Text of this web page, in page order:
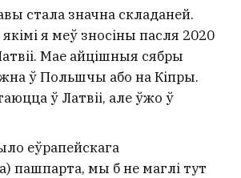
стала значна складаней.
я меў зносіны пасля 2020
Мае айцішныя сябры
ў Польшчы або на Кіпры.
ў Латвіі, але ўжо ў
еўрапейскага
пашпарта, мы б не маглі тут